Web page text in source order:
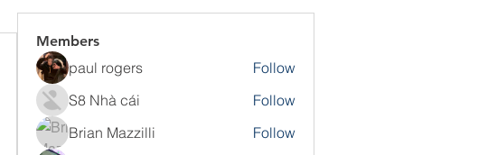
Members
paul rogers
Follow
S8 Nhà cái
Follow
Brian Mazzilli
Follow